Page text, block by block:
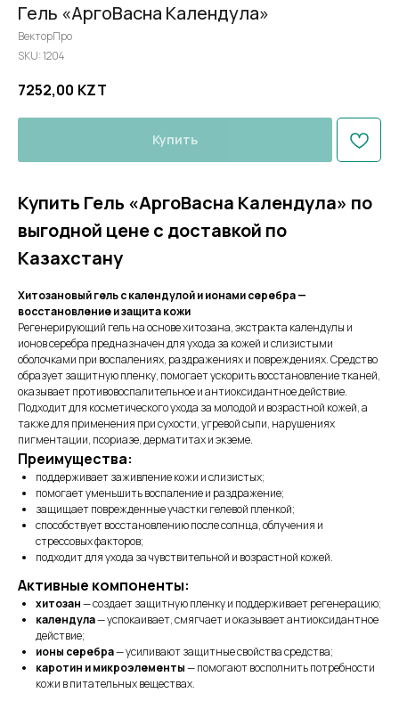
Гель «АргоВасна Календула»
ВекторПро
SKU:1204
7252,00 KZT
Купить
Купить Гель «АргоВасна Календула» по
выгодной цене с доставкой по
Казахстану
Хитозановый гель с календулой и ионами серебра —
восстановление и защита кожи
Регенерирующий гель на основе хитозана, экстракта календулы и
ионов серебра предназначен для ухода за кожей и слизистыми
оболочками при воспалениях, раздражениях и повреждениях. Средство
образует защитную пленку, помогает ускорить восстановление тканей,
оказывает противовоспалительное и антиоксидантное действие.
Подходит для косметического ухода за молодой и возрастной кожей, а
также для применения при сухости, угревой сыпи, нарушениях
пигментации, псориазе, дерматитах и экземе.
Преимущества:
поддерживает заживление кожи и слизистых;
помогает уменьшить воспаление и раздражение;
защищает поврежденные участки гелевой пленкой;
способствует восстановлению после солнца, облучения и
стрессовых факторов;
подходит для ухода за чувствительной и возрастной кожей.
Активные компоненты:
хитозан— создает защитную пленку и поддерживает регенерацию;
календула— успокаивает, смягчает и оказывает антиоксидантное
действие;
ионы серебра— усиливают защитные свойства средства;
каротин и микроэлементы— помогают восполнить потребности
кожи в питательных веществах.